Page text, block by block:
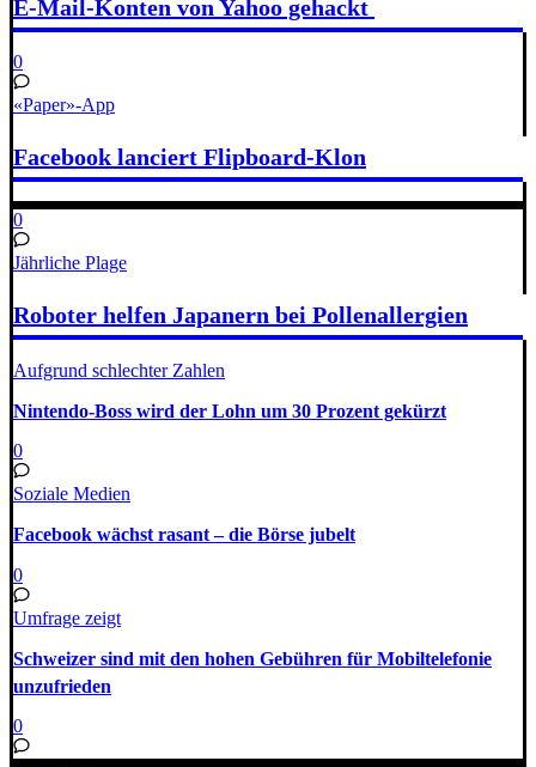
E-Mail-Konten von Yahoo gehackt
0
«Paper»-App
Facebook lanciert Flipboard-Klon
0
Jährliche Plage
Roboter helfen Japanern bei Pollenallergien
Aufgrund schlechter Zahlen
Nintendo-Boss wird der Lohn um 30 Prozent gekürzt
0
Soziale Medien
Facebook wächst rasant – die Börse jubelt
0
Umfrage zeigt
Schweizer sind mit den hohen Gebühren für Mobiltelefonie
unzufrieden
0